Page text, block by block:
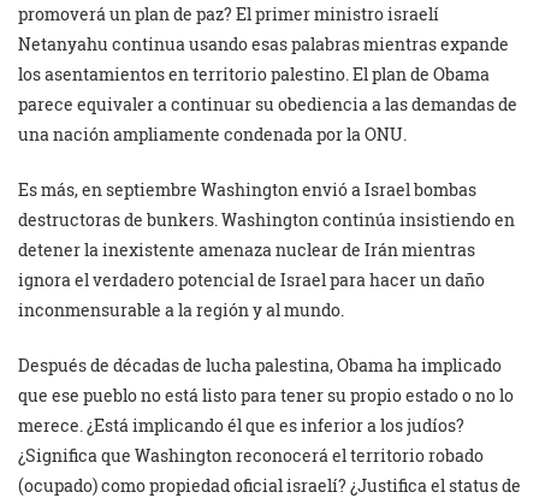
promoverá un plan de paz? El primer ministro israelí
Netanyahu continua usando esas palabras mientras expande
los asentamientos en territorio palestino. El plan de Obama
parece equivaler a continuar su obediencia a las demandas de
una nación ampliamente condenada por la ONU.
Es más, en septiembre Washington envió a Israel bombas
destructoras de bunkers. Washington continúa insistiendo en
detener la inexistente amenaza nuclear de Irán mientras
ignora el verdadero potencial de Israel para hacer un daño
inconmensurable a la región y al mundo.
Después de décadas de lucha palestina, Obama ha implicado
que ese pueblo no está listo para tener su propio estado o no lo
merece. ¿Está implicando él que es inferior a los judíos?
¿Significa que Washington reconocerá el territorio robado
(ocupado) como propiedad oficial israelí? ¿Justifica el status de